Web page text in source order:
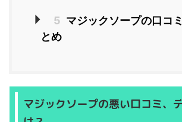
5 マジックソープの口コ
とめ
マジックソープの悪い口コミ、